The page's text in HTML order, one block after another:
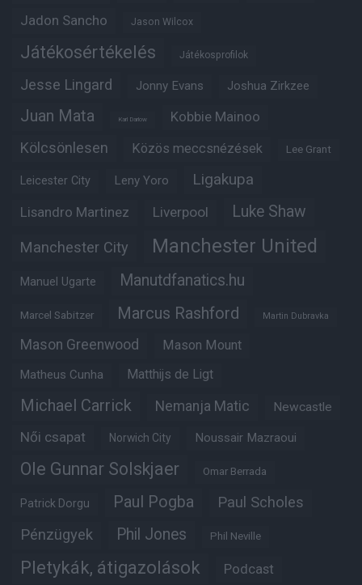
Jadon Sancho Jason Wilcox
Játékosértékelés Játékosprofilok
Jesse Lingard Jonny Evans Joshua Zirkzee
Juan Mata Karl Darlow Kobbie Mainoo
Kölcsönlesen Közös meccsnézések Lee Grant
Leicester City Leny Yoro Ligakupa
Lisandro Martinez Liverpool Luke Shaw
Manchester City Manchester United
Manuel Ugarte Manutdfanatics.hu
Marcel Sabitzer Marcus Rashford Martin Dubravka
Mason Greenwood Mason Mount
Matheus Cunha Matthijs de Ligt
Michael Carrick Nemanja Matic Newcastle
Női csapat Norwich City Noussair Mazraoui
Ole Gunnar Solskjaer Omar Berrada
Patrick Dorgu Paul Pogba Paul Scholes
Pénzügyek Phil Jones Phil Neville
Pletykák, átigazolások Podcast